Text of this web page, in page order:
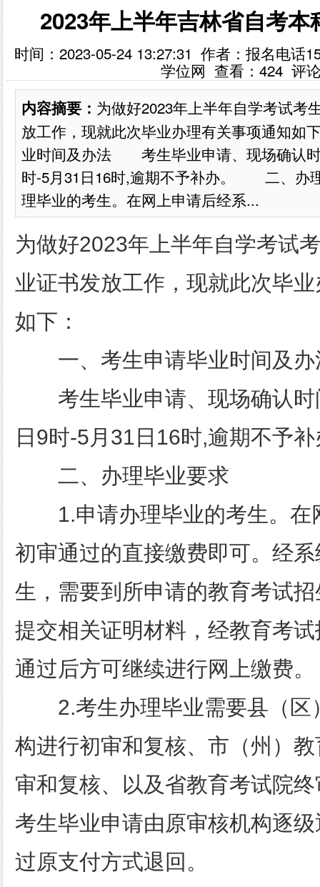
2023年上半年吉林省自考本
时间：2023-05-24 13:27:31 作者：报名电话
学位网 查看： 424评
内容摘要： 为做好2023年上半年自学考试考
放工作，现就此次毕业办理有关事项通知
业时间及办法 考生毕业申请、现场确认时
时-5月31日16时,逾期不予补办。 二、
理毕业的考生。在网上申请后经系...
为做好2023年上半年自学考试
业证书发放工作，现就此次毕
如下：
一、考生申请毕业时间及办
考生毕业申请、现场确认时
日9时-5月31日16时,逾期不予
二、办理毕业要求
1.申请办理毕业的考生。在
初审通过的直接缴费即可。经
生，需要到所申请的教育考试
提交相关证明材料，经教育考
通过后方可继续进行网上缴费。
2.考生办理毕业需要县（区
构进行初审和复核、市（州）
审和复核、以及省教育考试院
考生毕业申请由原审核机构逐
过原支付方式退回。